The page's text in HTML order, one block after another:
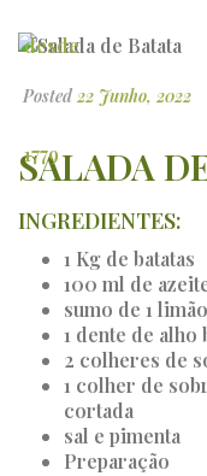
Posted 22 Junho, 2022
SALADA
INGREDIENTES:
1 Kg de batatas
100 ml de
sumo de 1 limão
1 dente de alho
2 colheres de
1 colher de
cortada
sal e pimenta
Preparação